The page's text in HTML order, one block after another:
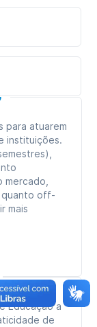
para atuarem
instituições.
quanto off-
mais
Educação a
de